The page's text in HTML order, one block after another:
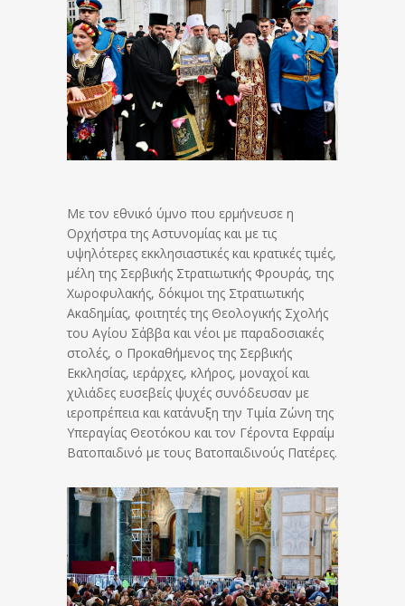
Με τον εθνικό ύμνο που ερμήνευσε η
Ορχήστρα της Αστυνομίας και με τις
υψηλότερες εκκλησιαστικές και κρατικές τιμές,
μέλη της Σερβικής Στρατιωτικής Φρουράς, της
Χωροφυλακής, δόκιμοι της Στρατιωτικής
Ακαδημίας, φοιτητές της Θεολογικής Σχολής
του Αγίου Σάββα και νέοι με παραδοσιακές
στολές, ο Προκαθήμενος της Σερβικής
Εκκλησίας, ιεράρχες, κλήρος, μοναχοί και
χιλιάδες ευσεβείς ψυχές συνόδευσαν με
ιεροπρέπεια και κατάνυξη την Τιμία Ζώνη της
Υπεραγίας Θεοτόκου και τον Γέροντα Εφραίμ
Βατοπαιδινό με τους Βατοπαιδινούς Πατέρες.